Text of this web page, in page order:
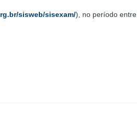
sisweb/sisexam/), no período entre